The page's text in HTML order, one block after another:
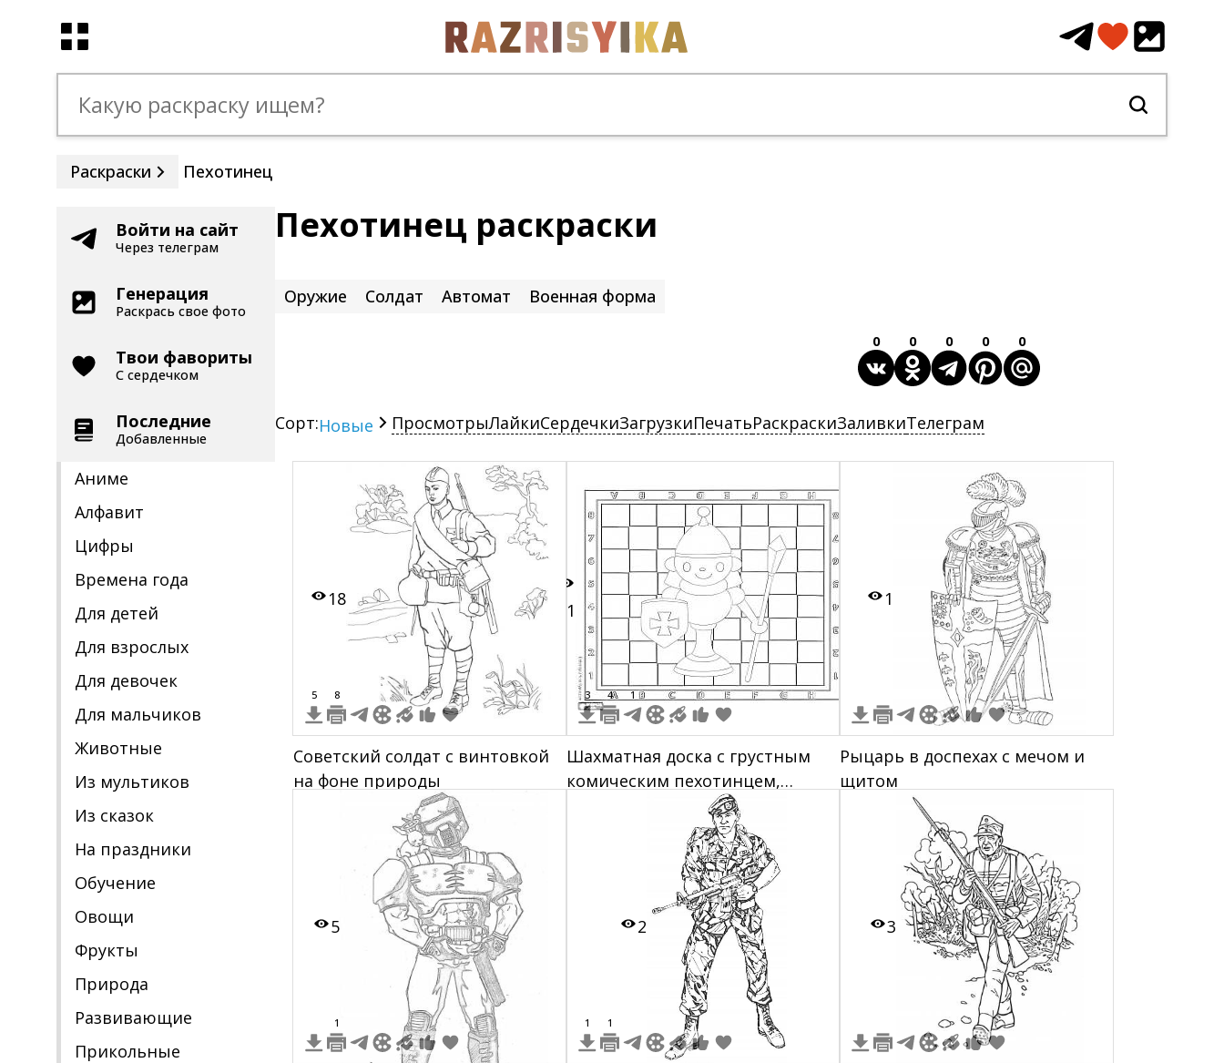
Раскраски Пехотинец
Войти на сайт
Через телеграм
Генерация
Раскрась свое фото
Твои фавориты
С сердечком
Последние
Добавленные
Аниме
Алфавит
Цифры
Времена года
Для детей
Для взрослых
Для девочек
Для мальчиков
Животные
Из мультиков
Из сказок
На праздники
Обучение
Овощи
Фрукты
Природа
Развивающие
Прикольные
Пехотинец раскраски
Оружие Солдат Автомат Военная форма
0 0 0 0 0
Сорт:Новые ПросмотрыЛайкиСердечкиЗагрузкиПечатьРаскраскиЗаливкиТелеграм
18
5 8
Советский солдат с винтовкой
на фоне природы
11
3 4 1
Шахматная доска с грустным
комическим пехотинцем,
держащим в одной руке щит с
крестом, а в другой копье
1
Рыцарь в доспехах с мечом и
щитом
5
1
2
1 1
3